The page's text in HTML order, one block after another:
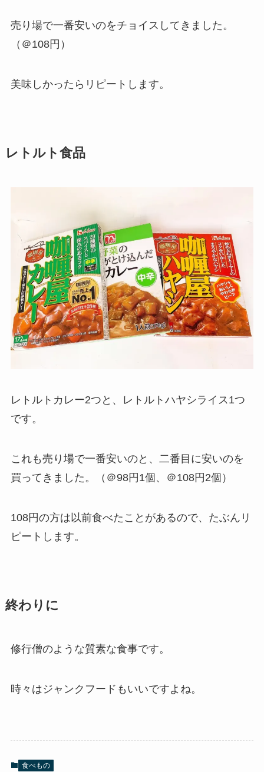
売り場で一番安いのをチョイスしてきました。
（＠108円）
美味しかったらリピートします。
レトルト食品
レトルトカレー2つと、レトルトハヤシライス1つ
です。
これも売り場で一番安いのと、二番目に安いのを
買ってきました。（＠98円1個、＠108円2個）
108円の方は以前食べたことがあるので、たぶんリ
ピートします。
終わりに
修行僧のような質素な食事です。
時々はジャンクフードもいいですよね。
食べもの